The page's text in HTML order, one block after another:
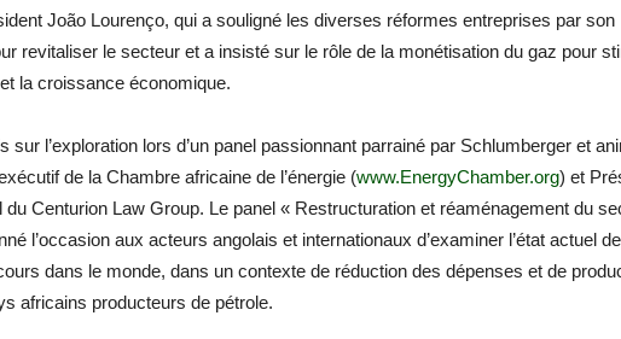
João Lourenço, qui a souligné les diverses réformes entreprises par son
revitaliser le secteur et a insisté sur le rôle de la monétisation du gaz pour
la croissance économique.
sur l’exploration lors d’un panel passionnant parrainé par Schlumberger et
de la Chambre africaine de l’énergie (www.EnergyChamber.org) et
du Centurion Law Group. Le panel « Restructuration et réaménagement du
l’occasion aux acteurs angolais et internationaux d’examiner l’état actuel
dans le monde, dans un contexte de réduction des dépenses et de
africains producteurs de pétrole.